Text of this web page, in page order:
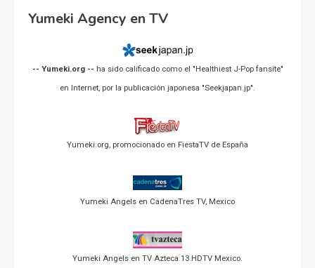
Yumeki Agency en TV
-- Yumeki.org -- ha sido calificado como el "Healthiest J-Pop fansite"
en Internet, por la publicación japonesa "Seekjapan.jp".
Yumeki.org, promocionado en FiestaTV de España
Yumeki Angels en CadenaTres TV, Mexico
Yumeki Angels en TV Azteca 13 HDTV Mexico.